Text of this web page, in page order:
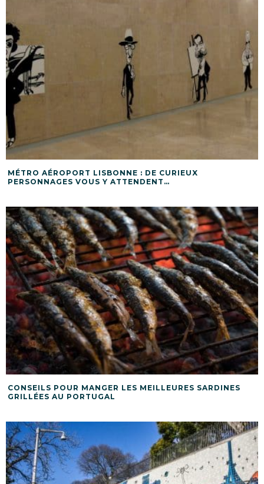
MÉTRO AÉROPORT LISBONNE : DE CURIEUX
PERSONNAGES VOUS Y ATTENDENT…
CONSEILS POUR MANGER LES MEILLEURES SARDINES
GRILLÉES AU PORTUGAL